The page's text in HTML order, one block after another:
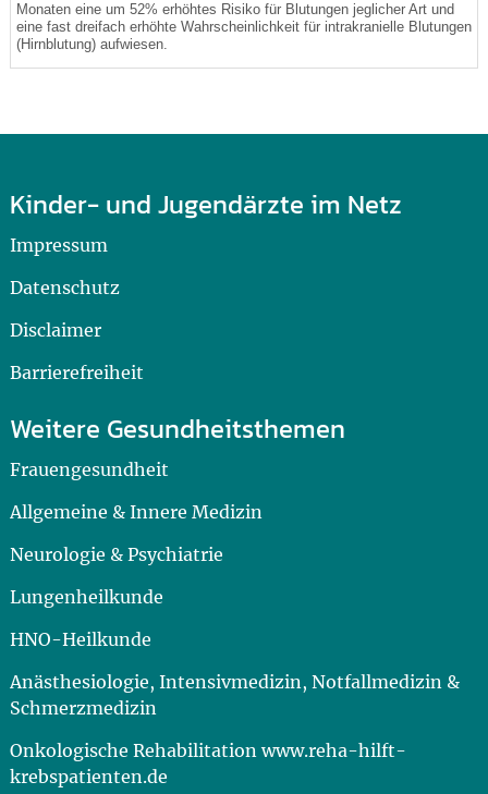
Monaten eine um 52% erhöhtes Risiko für Blutungen jeglicher Art und
eine fast dreifach erhöhte Wahrscheinlichkeit für intrakranielle Blutungen
(Hirnblutung) aufwiesen.
Kinder- und Jugendärzte im Netz
Impressum
Datenschutz
Disclaimer
Barrierefreiheit
Weitere Gesundheitsthemen
Frauengesundheit
Allgemeine & Innere Medizin
Neurologie & Psychiatrie
Lungenheilkunde
HNO-Heilkunde
Anästhesiologie, Intensivmedizin, Notfallmedizin &
Schmerzmedizin
Onkologische Rehabilitation www.reha-hilft-
krebspatienten.de